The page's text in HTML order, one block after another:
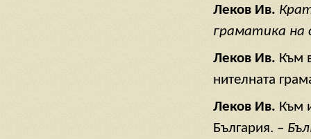
Леков Ив.
граматика на
Леков Ив. Към
нителната
Леков Ив. Към
България. –